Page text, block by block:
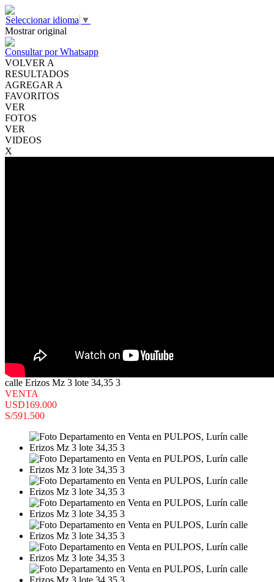
Seleccionar idioma ▼
Mostrar original
Consultar por Whatsapp
VOLVER A
RESULTADOS
AGREGAR A
FAVORITOS
VER
FOTOS
VER
VIDEOS
X
calle Erizos Mz 3 lote 34,35 3
VENTA
USD169.000
S/591.500